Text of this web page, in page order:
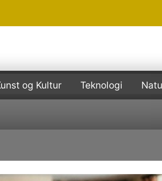
og Kultur Teknologi